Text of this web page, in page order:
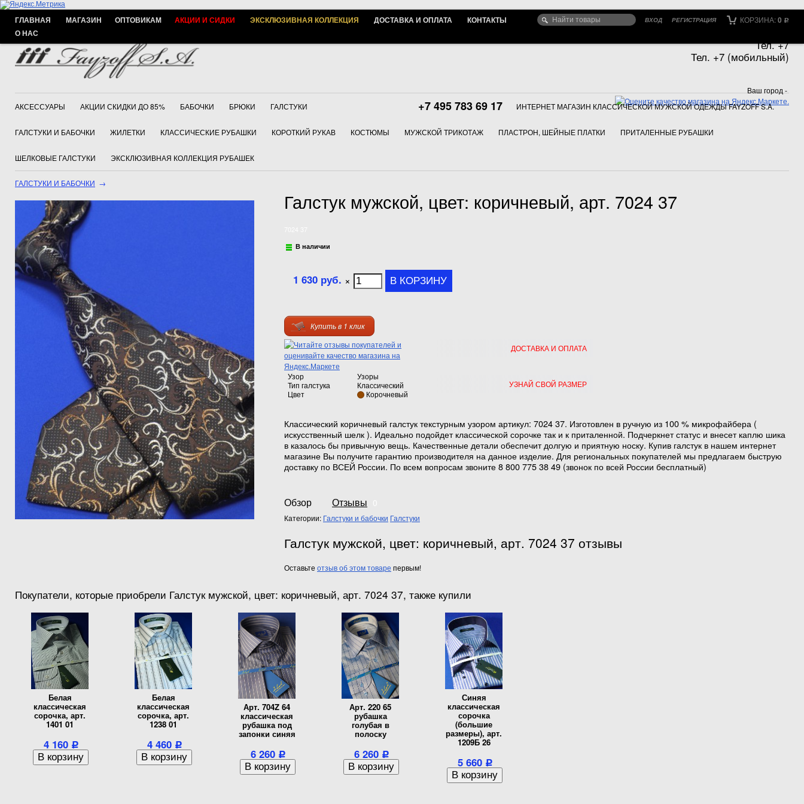
КОРЗИНА:0 Р
ВХОД РЕГИСТРАЦИЯ
ГЛАВНАЯ МАГАЗИН ОПТОВИКАМ АКЦИИ И СИДКИ ЭКСКЛЮЗИВНАЯ КОЛЛЕКЦИЯ ДОСТАВКА И ОПЛАТА
КОНТАКТЫ
О НАС
Тел. +7
Тел. +7 (мобильный)
Ваш город -
ИНТЕРНЕТ МАГАЗИН КЛАССИЧЕСКОЙ МУЖСКОЙ ОДЕЖДЫ FAYZOFF S.A.
+7 495 783 69 17
АКСЕССУАРЫ АКЦИИ СКИДКИ ДО 85% БАБОЧКИ БРЮКИ ГАЛСТУКИ
ГАЛСТУКИ И БАБОЧКИ ЖИЛЕТКИ КЛАССИЧЕСКИЕ РУБАШКИ КОРОТКИЙ РУКАВ КОСТЮМЫ МУЖСКОЙ ТРИКОТАЖ ПЛАСТРОН, ШЕЙНЫЕ ПЛАТКИ ПРИТАЛЕННЫЕ РУБАШКИ
ШЕЛКОВЫЕ ГАЛСТУКИ ЭКСКЛЮЗИВНАЯ КОЛЛЕКЦИЯ РУБАШЕК
ГАЛСТУКИ И БАБОЧКИ →
Галстук мужской, цвет: коричневый, арт. 7024 37
В наличии
1 630 руб. ×
Купить в 1 клик
Узор
Узоры
Тип галстука
Классический
Цвет
Корочневый
ДОСТАВКА И ОПЛАТА
УЗНАЙ СВОЙ РАЗМЕР
Классический коричневый галстук текстурным узором артикул: 7024 37. Изготовлен в ручную из 100 % микрофайбера (
искусственный шелк ). Идеально подойдет классической сорочке так и к приталенной. Подчеркнет статус и внесет каплю шика
в казалось бы привычную вещь. Качественные детали обеспечит долгую и приятную носку. Купив галстук в нашем интернет
магазине Вы получите гарантию производителя на данное изделие. Для региональных покупателей мы предлагаем быструю
доставку по ВСЕЙ России. По всем вопросам звоните 8 800 775 38 49 (звонок по всей России бесплатный)
Обзор Отзывы
Категории: Галстуки и бабочки Галстуки
Галстук мужской, цвет: коричневый, арт. 7024 37 отзывы
Оставьте отзыв об этом товаре первым!
Покупатели, которые приобрели Галстук мужской, цвет: коричневый, арт. 7024 37, также купили
Белая
классическая
сорочка, арт.
1401 01
4 160 Р
Белая
классическая
сорочка, арт.
1238 01
4 460 Р
Арт. 704Z 64
классическая
рубашка под
запонки синяя
6 260 Р
Арт. 220 65
рубашка
голубая в
полоску
6 260 Р
Синяя
классическая
сорочка
(большие
размеры), арт.
1209Б 26
5 660 Р